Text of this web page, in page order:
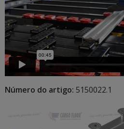
Número do artigo: 5150022.1